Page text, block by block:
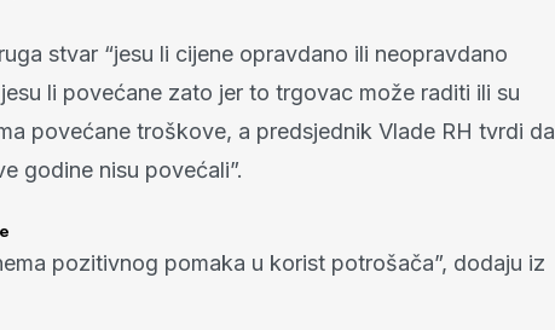
stvar “jesu li cijene opravdano ili neopravdano
li povećane zato jer to trgovac može raditi ili su
povećane troškove, a predsjednik Vlade RH tvrdi da
godine nisu povećali”.
pozitivnog pomaka u korist potrošača”, dodaju iz